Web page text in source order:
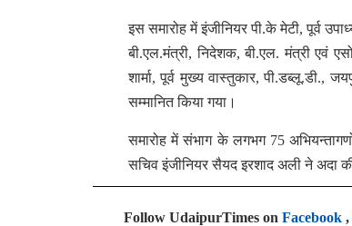
इस समारोह में इंजीनियर पी.के मेटी, पूर्व
बी.एल.मंत्री, निदेशक, बी.एल. मंत्री एवं
शार्मा, पूर्व मुख्य वास्तुकार,
सम्मानित किया गया।
समारोह में संभाग के लगभग 75
सचिव इंजीनियर सैयद इरशाद अली ने अदा
Follow UdaipurTimes on Facebook ,